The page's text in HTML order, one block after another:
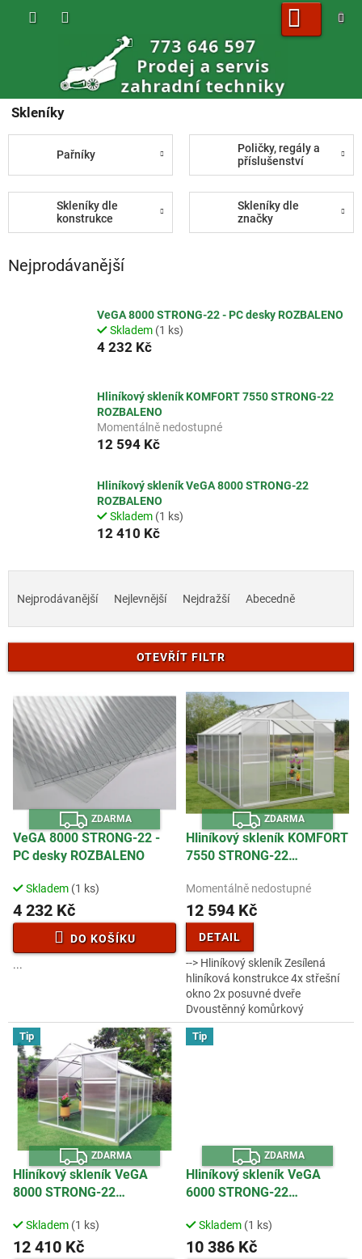
NÁKUPNÍ
Skleníky
Pařníky
Poličky, regály a
příslušenství
Skleníky dle
konstrukce
Skleníky dle
značky
Nejprodávanější
VeGA 8000 STRONG-22 - PC desky ROZBALENO
Skladem (1 ks)
4 232 Kč
Hliníkový skleník KOMFORT 7550 STRONG-22
ROZBALENO
Momentálně nedostupné
12 594 Kč
Hliníkový skleník VeGA 8000 STRONG-22
ROZBALENO
Skladem (1 ks)
12 410 Kč
e
í
r
o
d
u
ů
Nejprodávanější Nejlevnější Nejdražší Abecedně
OTEVŘÍT FILTR
V
ý
p
d
u
ů
Z
D
A
R
M
ZDARMA
VeGA 8000 STRONG-22 -
PC desky ROZBALENO
Skladem (1 ks)
4 232 Kč
DO KOŠÍKU
...
Z
D
A
R
M
ZDARMA
Hliníkový skleník KOMFORT
7550 STRONG-22
Momentálně nedostupné
12 594 Kč
DETAIL
--> Hliníkový skleník Zesílená
hliníková konstrukce 4x střešní
okno 2x posuvné dveře
Dvoustěnný komůrkový
polykarbonát 4mm s UV filterm
Zesílený nosný profil Hlubší
Tip
Z
D
A
R
M
ZDARMA
Hliníkový skleník VeGA
8000 STRONG-22
Skladem (1 ks)
12 410 Kč
Tip
Z
D
A
R
M
ZDARMA
Hliníkový skleník VeGA
6000 STRONG-22
Skladem (1 ks)
10 386 Kč